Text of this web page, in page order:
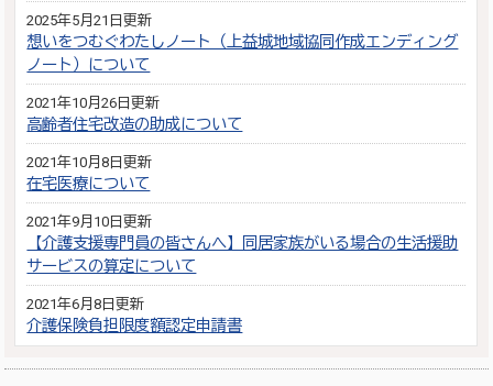
2025年5月21日更新
想いをつむぐわたしノート（上益城地域協同作成エンディング
ノート）について
2021年10月26日更新
高齢者住宅改造の助成について
2021年10月8日更新
在宅医療について
2021年9月10日更新
【介護支援専門員の皆さんへ】同居家族がいる場合の生活援助
サービスの算定について
2021年6月8日更新
介護保険負担限度額認定申請書